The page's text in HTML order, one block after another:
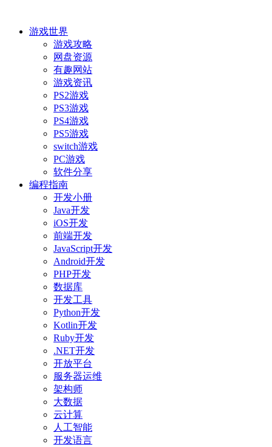
游戏世界
游戏攻略
网盘资源
有趣网站
游戏资讯
PS2游戏
PS3游戏
PS4游戏
PS5游戏
switch游戏
PC游戏
软件分享
编程指南
开发小册
Java开发
iOS开发
前端开发
JavaScript开发
Android开发
PHP开发
数据库
开发工具
Python开发
Kotlin开发
Ruby开发
.NET开发
开放平台
服务器运维
架构师
大数据
云计算
人工智能
开发语言